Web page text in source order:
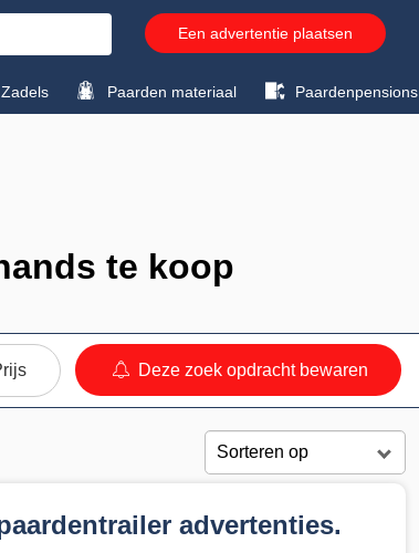
Een advertentie plaatsen
Zadels Paarden materiaal Paardenpensions
te koop
Deze zoek opdracht bewaren
advertenties.